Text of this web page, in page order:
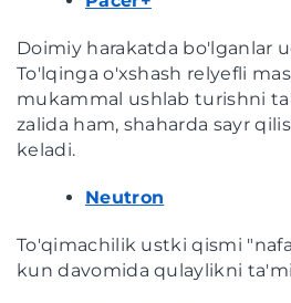
Doimiy harakatda bo'lganlar
To'lqinga o'xshash relyefli
mukammal ushlab turishni
zalida ham, shaharda sayr
keladi.
Neutron
To'qimachilik ustki qismi
kun davomida qulaylikni